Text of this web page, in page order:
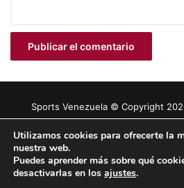
Sports Venezuela © Copyright
Facebook
X
Utilizamos cookies para ofrecerte la
nuestra web.
Puedes aprender más sobre qué
desactivarlas en los ajustes.